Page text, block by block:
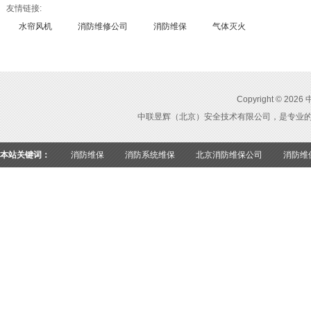
友情链接:
水帘风机
消防维修公司 消防维保 气体灭火
Copyright © 2026
中联昱辉（北京）安全技术有限公司，是专业
本站关键词： 消防维保 消防系统维保 北京消防维保公司 消防维